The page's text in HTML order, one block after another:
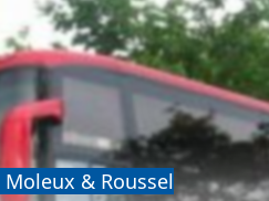
& Roussel